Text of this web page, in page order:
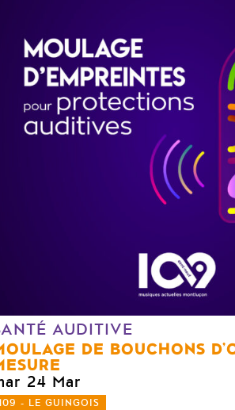
AUDITIVE
DE BOUCHONS
24 Mar
- LE GUINGOIS